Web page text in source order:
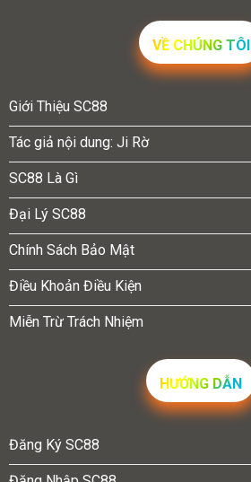
VỀ CHÚNG TÔI
Giới Thiệu SC88
Tác giả nội dung: Ji Rờ
SC88 Là Gì
Đại Lý SC88
Chính Sách Bảo Mật
Điều Khoản Điều Kiện
Miễn Trừ Trách Nhiệm
HƯỚNG DẪN
Đăng Ký SC88